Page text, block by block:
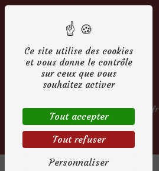
E-mail
contact@robedemarieepontaudemer.fr
Ce site utilise des cookies
et vous donne le contrôle
sur ceux que vous
souhaitez activer
Tout accepter
Tout refuser
Personnaliser